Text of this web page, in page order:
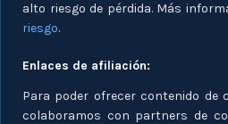
alto riesgo de pérdida. Más
riesgo.
Enlaces de afiliación:
Para poder ofrecer contenido de
colaboramos con partners de